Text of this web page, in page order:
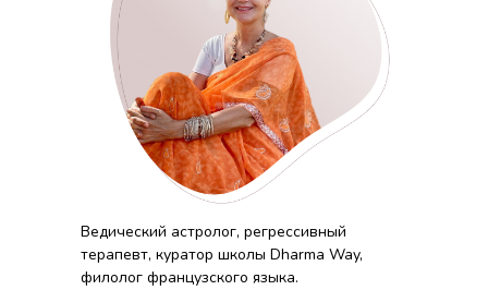
Ведический астролог, регрессивный
терапевт, куратор школы Dharma Way,
филолог французского языка.